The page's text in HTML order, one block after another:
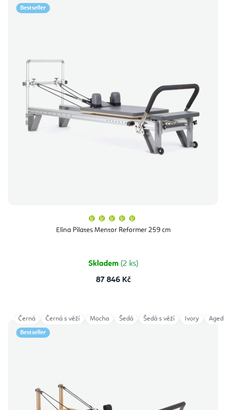
Bestseller
Elina Pilates Mentor Reformer 259 cm
produktu
je
hvězdiček.
Skladem (2 ks)
87 846 Kč
Bestseller
Černá Černá s věží Mocha Šedá Šedá s věží Ivory Aged